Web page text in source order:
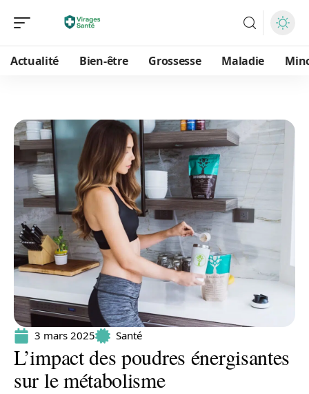
Actualité Bien-être Grossesse Maladie
3 mars 2025 Santé
L’impact des poudres énergisantes
sur le métabolisme